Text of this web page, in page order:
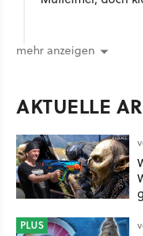
mehr anzeigen
AKTUELLE
PLUS